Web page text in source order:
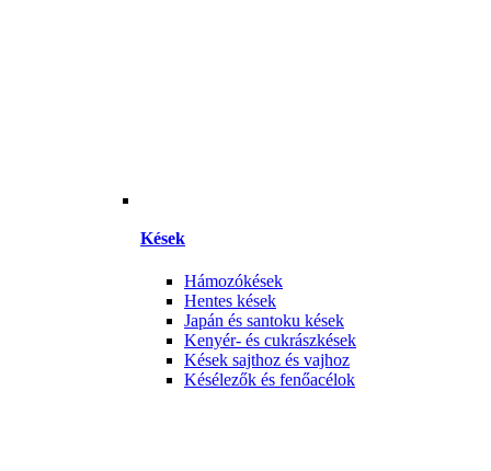
Kések
Hámozókések
Hentes kések
Japán és santoku kések
Kenyér- és cukrászkések
Kések sajthoz és vajhoz
Késélezők és fenőacélok